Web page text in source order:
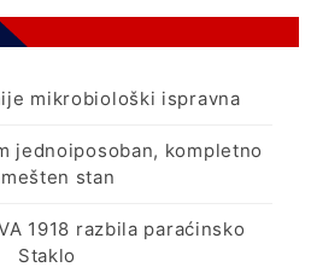
mikrobiološki ispravna
jednoiposoban, kompletno
stan
1918 razbila paraćinsko
Staklo